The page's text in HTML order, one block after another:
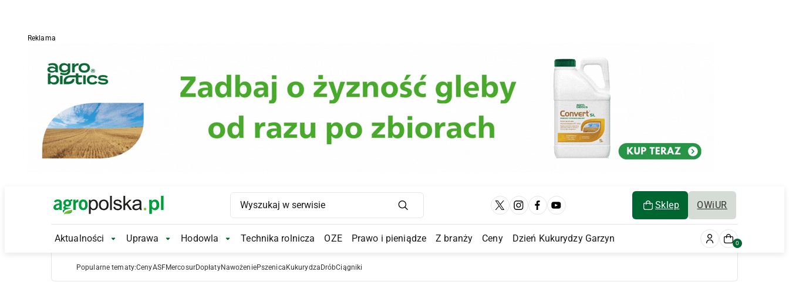
Reklama
Main Logo Sklep OWiUR
Main Navigation
Aktualności Aktualności Submenu
Uprawa Uprawa Submenu
Hodowla Hodowla Submenu
Technika rolnicza OZE Prawo i pieniądze Z branży Ceny Dzień Kukurydzy Garzyn 0
Popularne tematy:CenyASFMercosurDopłatyNawożeniePszenica Kukurydza DróbCiągniki